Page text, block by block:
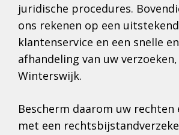
juridische procedures.
ons rekenen op een
klantenservice en een snelle
afhandeling van uw
Winterswijk.
Bescherm daarom uw rechten
met een